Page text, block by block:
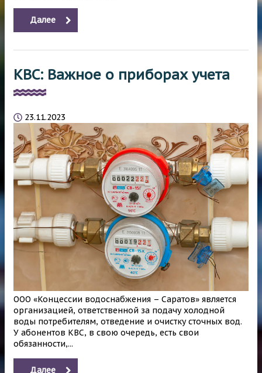
Далее
КВС: Важное о приборах учета
23.11.2023
ООО «Концессии водоснабжения – Саратов» является
организацией, ответственной за подачу холодной
воды потребителям, отведение и очистку сточных вод.
У абонентов КВС, в свою очередь, есть свои
обязанности,...
Далее